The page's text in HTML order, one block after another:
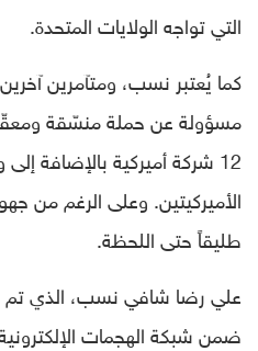
التي تواجه الولايات المتحدة.
كما يُعتبر نسب، ومتآمرين
مسؤولة عن حملة منسّقة
12 شركة أميركية بالإضافة إلى
الأميركيتين. وعلى الرغم من
طليقاً حتى اللحظة.
علي رضا شافي نسب، الذي تم
ضمن شبكة الهجمات